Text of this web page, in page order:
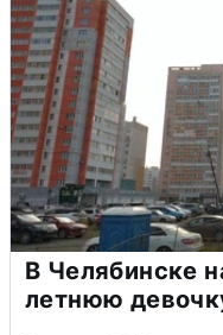
В Челябинске
летнюю